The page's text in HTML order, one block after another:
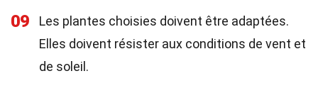
09
Les plantes choisies doivent être adaptées.
Elles doivent résister aux conditions de vent et
de soleil.